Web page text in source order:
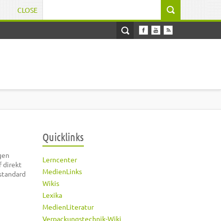
CLOSE
direkt
Quicklinks
Lerncenter
MedienLinks
Wikis
Lexika
MedienLiteratur
Verpackungstechnik-Wiki